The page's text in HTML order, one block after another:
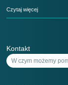
Czytaj więcej
Kontakt